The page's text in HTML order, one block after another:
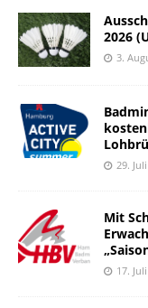
2026
3.
29.
Mit
17.